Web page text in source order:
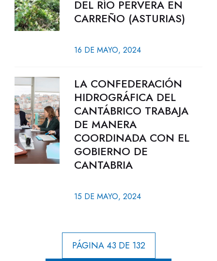
DEL RÍO PERVERA EN
CARREÑO (ASTURIAS)
16 DE MAYO, 2024
LA CONFEDERACIÓN
HIDROGRÁFICA DEL
CANTÁBRICO TRABAJA
DE MANERA
COORDINADA CON EL
GOBIERNO DE
CANTABRIA
15 DE MAYO, 2024
PÁGINA 43 DE 132